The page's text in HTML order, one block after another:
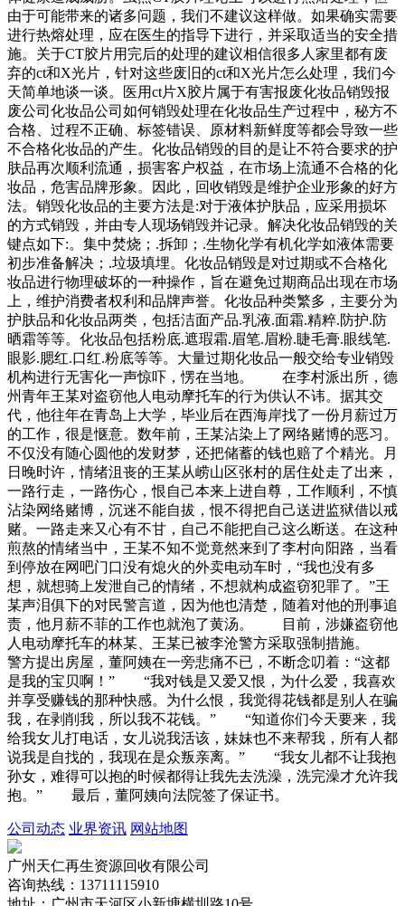
由于可能带来的诸多问题，我们不建议这样做。如果确实需要
进行热熔处理，应在医生的指导下进行，并采取适当的安全措
施。关于CT胶片用完后的处理的建议相信很多人家里都有废
弃的ct和X光片，针对这些废旧的ct和X光片怎么处理，我们今
天简单地谈一谈。医用ct片X胶片属于有害报废化妆品销毁报
废公司化妆品公司如何销毁处理在化妆品生产过程中，秘方不
合格、过程不正确、标签错误、原材料新鲜度等都会导致一些
不合格化妆品的产生。化妆品销毁的目的是让不符合要求的护
肤品再次顺利流通，损害客户权益，在市场上流通不合格的化
妆品，危害品牌形象。因此，回收销毁是维护企业形象的好方
法。销毁化妆品的主要方法是:对于液体护肤品，应采用损坏
的方式销毁，并由专人现场销毁并记录。解决化妆品销毁的关
键点如下:。集中焚烧；.拆卸；.生物化学有机化学如液体需要
初步准备解决；.垃圾填埋。化妆品销毁是对过期或不合格化
妆品进行物理破坏的一种操作，旨在避免过期商品出现在市场
上，维护消费者权利和品牌声誉。化妆品种类繁多，主要分为
护肤品和化妆品两类，包括洁面产品.乳液.面霜.精粹.防护.防
晒霜等等。化妆品包括粉底.遮瑕霜.眉笔.眉粉.睫毛膏.眼线笔.
眼影.腮红.口红.粉底等等。大量过期化妆品一般交给专业销毁
机构进行无害化一声惊吓，愣在当地。 在李村派出所，德
州青年王某对盗窃他人电动摩托车的行为供认不讳。据其交
代，他往年在青岛上大学，毕业后在西海岸找了一份月薪过万
的工作，很是惬意。数年前，王某沾染上了网络赌博的恶习。
不仅没有随心圆他的发财梦，还把储蓄的钱也赔了个精光。月
日晚时许，情绪沮丧的王某从崂山区张村的居住处走了出来，
一路行走，一路伤心，恨自己本来上进自尊，工作顺利，不慎
沾染网络赌博，沉迷不能自拔，恨不得把自己送进监狱借以戒
赌。一路走来又心有不甘，自己不能把自己这么断送。在这种
煎熬的情绪当中，王某不知不觉竟然来到了李村向阳路，当看
到停放在网吧门口没有熄火的外卖电动车时，“我也没有多
想，就想骑上发泄自己的情绪，不想就构成盗窃犯罪了。”王
某声泪俱下的对民警言道，因为他也清楚，随着对他的刑事追
责，他月薪不菲的工作也就泡了黄汤。 目前，涉嫌盗窃他
人电动摩托车的林某、王某已被李沧警方采取强制措施。
警方提出房屋，董阿姨在一旁悲痛不已，不断念叨着：“这都
是我的宝贝啊！” “我对钱是又爱又恨，为什么爱，我喜欢
并享受赚钱的那种快感。为什么恨，我觉得花钱都是别人在骗
我，在剥削我，所以我不花钱。” “知道你们今天要来，我
给我女儿打电话，女儿说我活该，妹妹也不来帮我，所有人都
说我是自找的，我现在是众叛亲离。” “我女儿都不让我抱
孙女，难得可以抱的时候都得让我先去洗澡，洗完澡才允许我
抱。” 最后，董阿姨向法院签了保证书。
公司动态 业界资讯 网站地图
广州天仁再生资源回收有限公司
咨询热线：13711115910